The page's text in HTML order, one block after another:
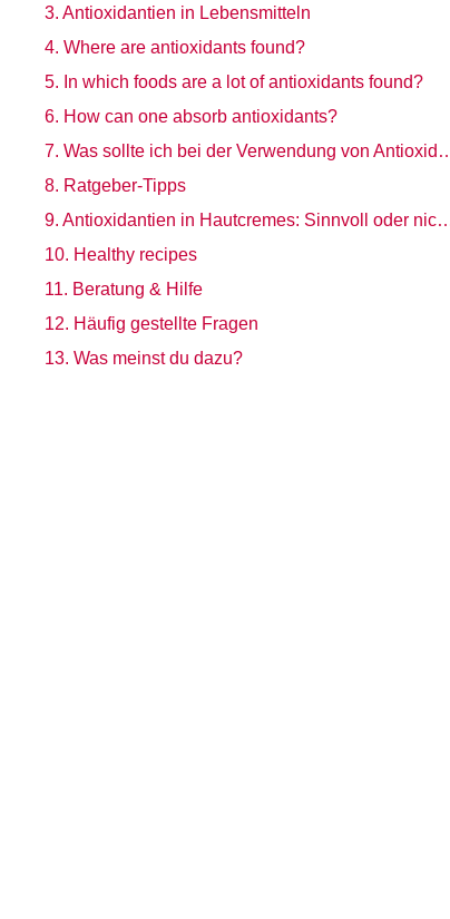
Antioxidantien in Lebensmitteln
Where are antioxidants found?
In which foods are a lot of antioxidants found?
How can one absorb antioxidants?
Was sollte ich bei der Verwendung von Antioxidantien beachten?
Ratgeber-Tipps
Antioxidantien in Hautcremes: Sinnvoll oder nicht?
Healthy recipes
Beratung & Hilfe
Häufig gestellte Fragen
Was meinst du dazu?